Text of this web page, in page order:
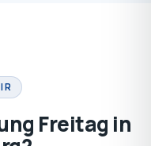
Freitag in